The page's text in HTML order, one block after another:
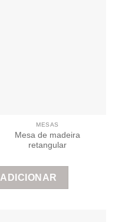
MESAS
Mesa de madeira
retangular
ADICIONAR